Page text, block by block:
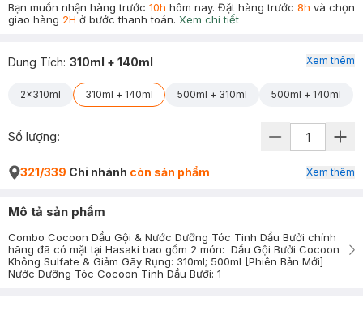
Bạn muốn nhận hàng trước 10h hôm nay. Đặt hàng trước 8h và chọn
giao hàng 2H ở bước thanh toán. Xem chi tiết
Dung Tích: 310ml + 140ml
2x310ml 310ml + 140ml 500ml + 310ml 500ml + 140ml
Xem thêm
Số lượng:
321/339 Chi nhánh còn sản phẩm Xem thêm
Mô tả sản phẩm
Combo Cocoon Dầu Gội & Nước Dưỡng Tóc Tinh Dầu Bưởi chính
hãng đã có mặt tại Hasaki bao gồm 2 món: Dầu Gội Bưởi Cocoon
Không Sulfate & Giảm Gãy Rụng: 310ml; 500ml [Phiên Bản Mới]
Nước Dưỡng Tóc Cocoon Tinh Dầu Bưởi: 1